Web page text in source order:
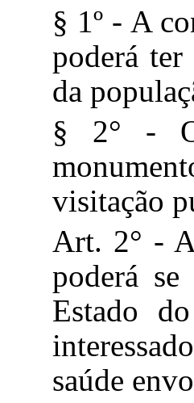
§ 1º - A
poderá
da
§ 2° - O
visitação
Art. 2° -
poderá
Estado
saúde